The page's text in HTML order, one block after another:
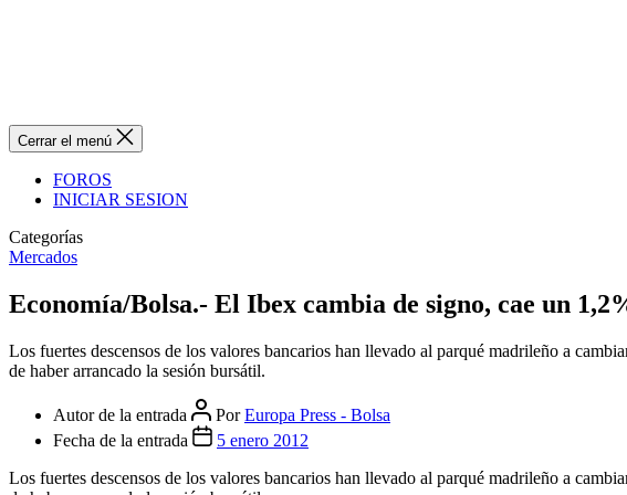
Cerrar el menú
FOROS
INICIAR SESION
Categorías
Mercados
Economía/Bolsa.- El Ibex cambia de signo, cae un
Los fuertes descensos de los valores bancarios han llevado al parqué madrileño a
de haber arrancado la sesión bursátil.
Autor de la entrada PorEuropa Press - Bolsa
Fecha de la entrada
5 enero 2012
Los fuertes descensos de los valores bancarios han llevado al parqué madrileño a